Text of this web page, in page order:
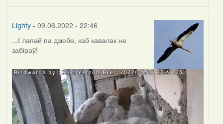
Lighty- 09.06.2022 - 22:46
...І лапай па дзюбе, каб кавалак не
забіраў!